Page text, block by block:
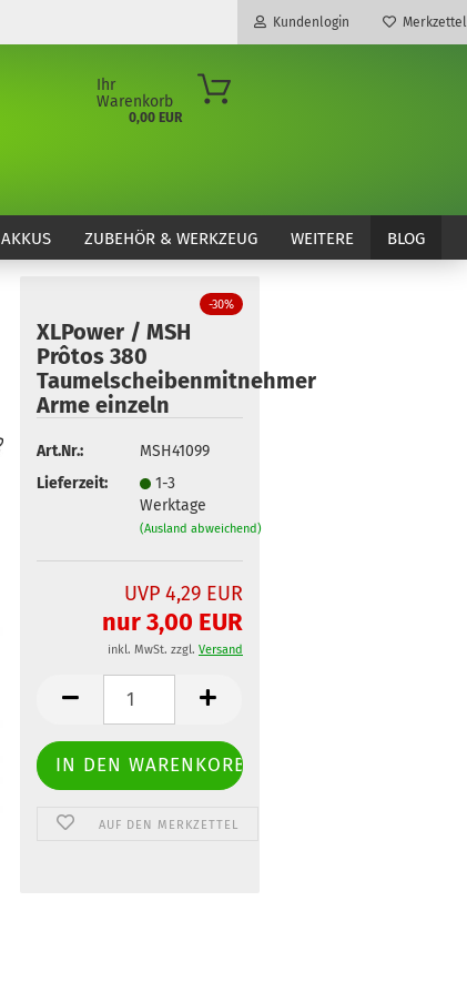
Kundenlogin
Konto erstellen
Passwort vergessen?
Merkzettel
Ihr
Warenkorb
0,00 EUR
AKKUS ZUBEHÖR & WERKZEUG BLOG
WEITERE
-30%
XLPower / MSH
Prôtos 380
Taumelscheibenmitnehmer
Arme einzeln
Art.Nr.:
MSH41099
Lieferzeit:
1-3
Werktage
(Ausland abweichend)
UVP 4,29 EUR
nur 3,00 EUR
inkl. MwSt. zzgl. Versand
AUF DEN MERKZETTEL